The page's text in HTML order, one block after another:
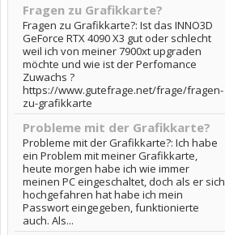
Fragen zu Grafikkarte?
Fragen zu Grafikkarte?: Ist das INNO3D
GeForce RTX 4090 X3 gut oder schlecht
weil ich von meiner 7900xt upgraden
möchte und wie ist der Perfomance
Zuwachs ?
https://www.gutefrage.net/frage/fragen-
zu-grafikkarte
Probleme mit der Grafikkarte?
Probleme mit der Grafikkarte?: Ich habe
ein Problem mit meiner Grafikkarte,
heute morgen habe ich wie immer
meinen PC eingeschaltet, doch als er sich
hochgefahren hat habe ich mein
Passwort eingegeben, funktionierte
auch. Als...